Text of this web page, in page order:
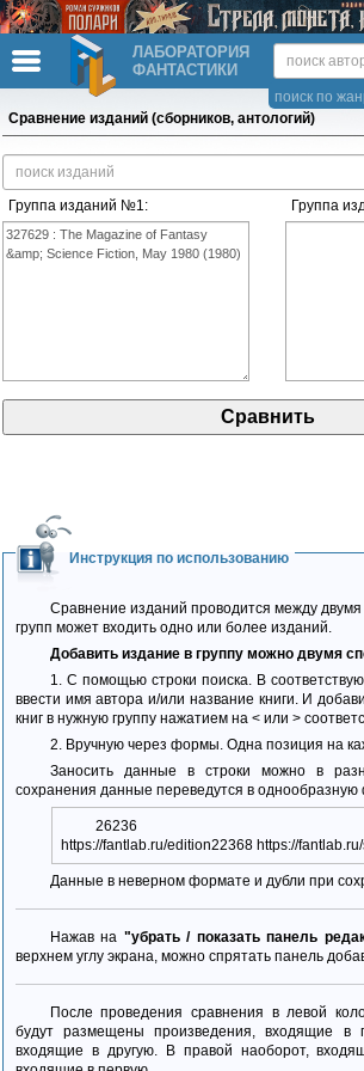
ЛАБОРАТОРИЯ
ФАНТАСТИКИ
поиск по
Сравнение изданий (сборников, антологий)
Группа изданий №1: Группа
Инструкция по использованию
Сравнение изданий проводится между
групп может входить одно или более изданий.
Добавить издание в группу можно двумя
1. С помощью строки поиска. В
ввести имя автора и/или название книги. И
книг в нужную группу нажатием на < или >
2. Вручную через формы. Одна позиция на
Заносить данные в строки можно в
сохранения данные переведутся в
26236
https://fantlab.ru/edition22368
Данные в неверном формате и дубли при
Нажав на "убрать / показать панель
верхнем углу экрана, можно спрятать панель
После проведения сравнения в левой
будут размещены произведения, входящие в
входящие в другую. В правой наоборот,